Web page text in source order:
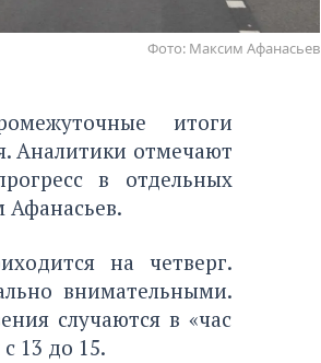
Фото: Максим Афанасьев
итоги
Аналитики отмечают
в отдельных
на четверг.
внимательными.
случаются в «час
13 до 15.